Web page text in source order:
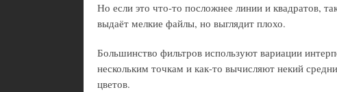
Но если это что-то посложнее линии и квадратов,
выдаёт мелкие файлы, но выглядит плохо.
Большинство фильтров используют вариации
нескольким точкам и как-то вычисляют некий
цветов.